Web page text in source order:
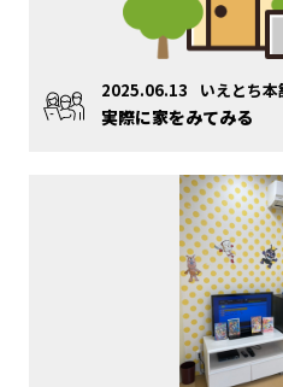
2025.06.13 いえとち
実際に家をみてみる